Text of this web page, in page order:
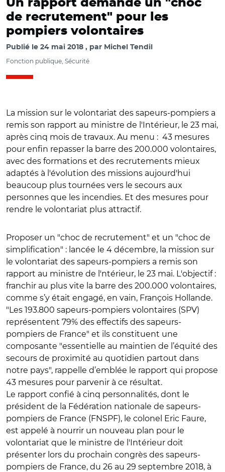
Un rapport demande un "choc
de recrutement" pour les
pompiers volontaires
Publié le 24 mai 2018 par Michel Tendil
Fonction publique, Sécurité
La mission sur le volontariat des sapeurs-pompiers a
remis son rapport au ministre de l'Intérieur, le 23 mai,
après cinq mois de travaux. Au menu : 43 mesures
pour enfin repasser la barre des 200.000 volontaires,
avec des formations et des recrutements mieux
adaptés à l'évolution des missions aujourd'hui
beaucoup plus tournées vers le secours aux
personnes que les incendies. Et des mesures pour
rendre le volontariat plus attractif.
Proposer un "choc de recrutement" et un "choc de
simplification" : lancée le 4 décembre, la mission sur
le volontariat des sapeurs-pompiers a remis son
rapport au ministre de l'ntérieur, le 23 mai. L'objectif :
franchir au plus vite la barre des 200.000 volontaires,
comme s’y était engagé, en vain, François Hollande.
"Les 193.800 sapeurs-pompiers volontaires (SPV)
représentent 79% des effectifs des sapeurs-
pompiers de France" et ils constituent une
composante "essentielle au maintien de l’équité des
secours de proximité au quotidien partout dans
notre pays", rappelle d’emblée le rapport qui propose
43 mesures pour parvenir à ce résultat.
Le rapport confié à cinq personnalités, dont le
président de la Fédération nationale de sapeurs-
pompiers de France (FNSPF), le colonel Eric Faure,
est appelé à nourrir un nouveau plan pour le
volontariat que le ministre de l'Intérieur doit
présenter lors du prochain congrès des sapeurs-
pompiers de France, du 26 au 29 septembre 2018, à